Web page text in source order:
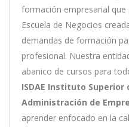
formación empresarial que
Escuela de Negocios cread
demandas de formación
profesional. Nuestra ent
abanico de cursos para to
ISDAE Instituto Superior
Administración de
aprender enfocado en la cal